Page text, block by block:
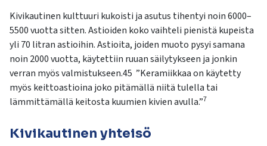
Kivikautinen kulttuuri kukoisti ja asutus tihentyi noin 6000–
5500 vuotta sitten. Astioiden koko vaihteli pienistä kupeista
yli 70 litran astioihin. Astioita, joiden muoto pysyi samana
noin 2000 vuotta, käytettiin ruuan säilytykseen ja jonkin
verran myös valmistukseen.45 ”Keramiikkaa on käytetty
myös keittoastioina joko pitämällä niitä tulella tai
lämmittämällä keitosta kuumien kivien avulla.”7
Kivikautinen yhteisö